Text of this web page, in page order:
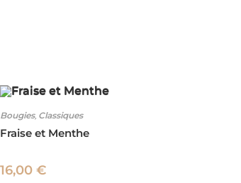
Bougies, Classiques
Fraise et Menthe
16,00 €